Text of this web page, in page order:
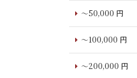
～50,000 円
～100,000 円
～200,000 円